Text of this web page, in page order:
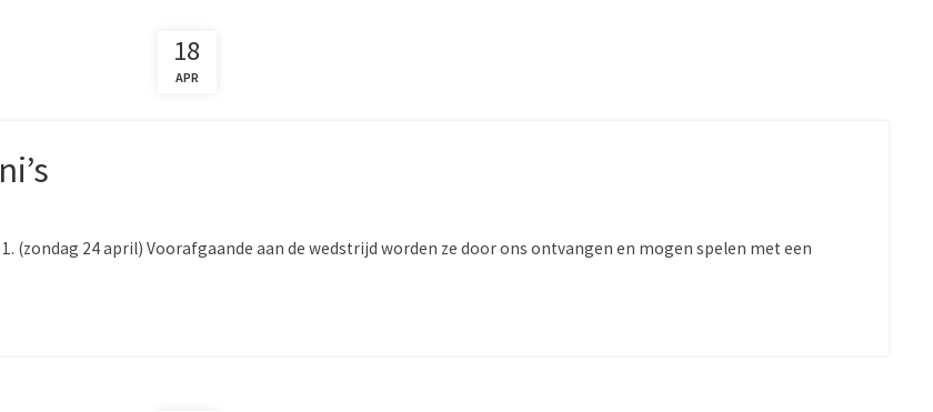
18
APR
(zondag 24 april) Voorafgaande aan de wedstrijd worden ze door ons ontvangen en mogen spelen met een